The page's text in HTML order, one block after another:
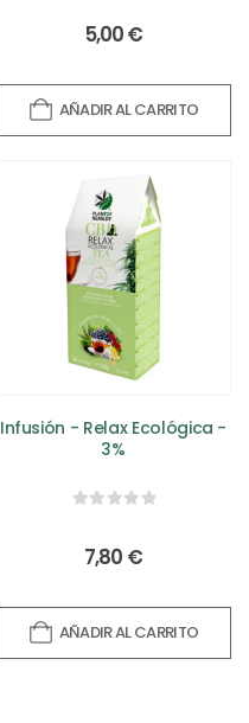
5,00€
AÑADIR AL CARRITO
Infusión - Relax Ecológica -
3%
7,80 €
AÑADIR AL CARRITO